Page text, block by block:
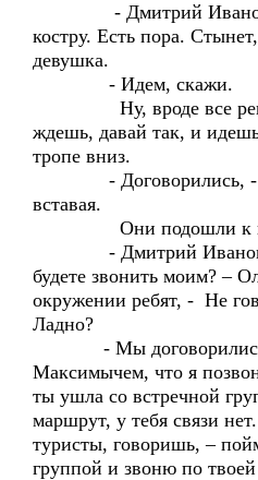
- Дмитрий
костру. Есть пора.
девушка.
- Идем, скажи.
Ну, вроде все
ждешь, давай так, и
тропе вниз.
- Договорились, -
вставая.
Они подошли к
- Дмитрий
будете звонить моим? –
окружении ребят, - Не
Ладно?
- Мы договорились
Максимычем, что я
ты ушла со встречной
маршрут, у тебя связи
туристы, говоришь, –
группой и звоню по твоей